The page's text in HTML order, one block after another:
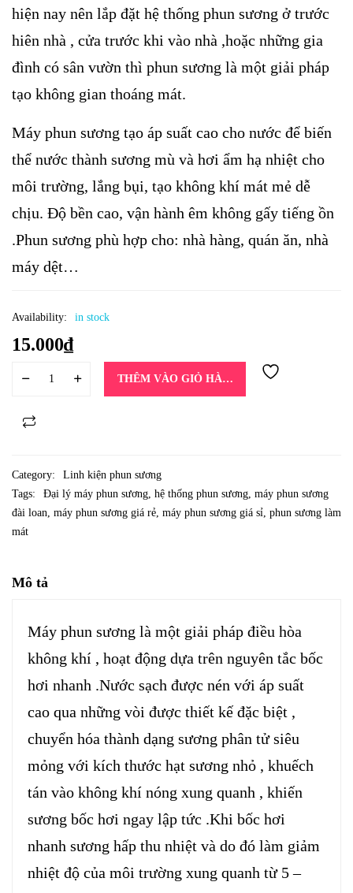
hiện nay nên lắp đặt hệ thống phun sương ở trước
hiên nhà , cửa trước khi vào nhà ,hoặc những gia
đình có sân vườn thì phun sương là một giải pháp
tạo không gian thoáng mát.
Máy phun sương tạo áp suất cao cho nước để biến
thể nước thành sương mù và hơi ẩm hạ nhiệt cho
môi trường, lắng bụi, tạo không khí mát mẻ dễ
chịu. Độ bền cao, vận hành êm không gấy tiếng ồn
.Phun sương phù hợp cho: nhà hàng, quán ăn, nhà
máy dệt…
Availability: in stock
15.000₫
THÊM VÀO GIỎ HÀNG
Category:
Linh kiện phun sương
Tags:
Đại lý máy phun sương hệ thống phun sương máy phun sương
đài loan máy phun sương giá rẻ máy phun sương giá sỉ phun sương làm
mát
Mô tả
Máy phun sương là một giải pháp điều hòa
không khí , hoạt động dựa trên nguyên tắc bốc
hơi nhanh .Nước sạch được nén với áp suất
cao qua những vòi được thiết kế đặc biệt ,
chuyển hóa thành dạng sương phân tử siêu
mỏng với kích thước hạt sương nhỏ , khuếch
tán vào không khí nóng xung quanh , khiến
sương bốc hơi ngay lập tức .Khi bốc hơi
nhanh sương hấp thu nhiệt và do đó làm giảm
nhiệt độ của môi trường xung quanh từ 5 –